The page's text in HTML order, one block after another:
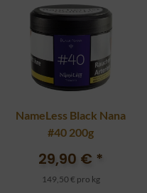
NameLess Black Nana
#40 200g
29,90 € *
149,50 € pro kg